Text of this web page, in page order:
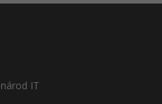
IT